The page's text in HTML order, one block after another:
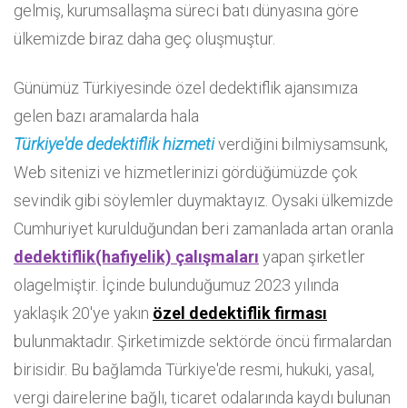
gelmiş, kurumsallaşma süreci batı dünyasına göre
ülkemizde biraz daha geç oluşmuştur.
Günümüz Türkiyesinde özel dedektiflik ajansımıza
gelen bazı aramalarda hala
Türkiye'de dedektiflik hizmetiverdiğini bilmiysamsunk,
Web sitenizi ve hizmetlerinizi gördüğümüzde çok
sevindik gibi söylemler duymaktayız. Oysaki ülkemizde
Cumhuriyet kurulduğundan beri zamanlada artan oranla
dedektiflik(hafiyelik) çalışmaları yapan şirketler
olagelmiştir. İçinde bulunduğumuz 2023 yılında
yaklaşık 20'ye yakın özel dedektiflik firması
bulunmaktadır. Şirketimizde sektörde öncü firmalardan
birisidir. Bu bağlamda Türkiye'de resmi, hukuki, yasal,
vergi dairelerine bağlı, ticaret odalarında kaydı bulunan